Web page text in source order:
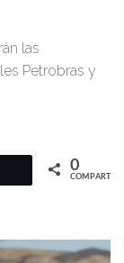
las
Petrobras y
0
COMPARTIR